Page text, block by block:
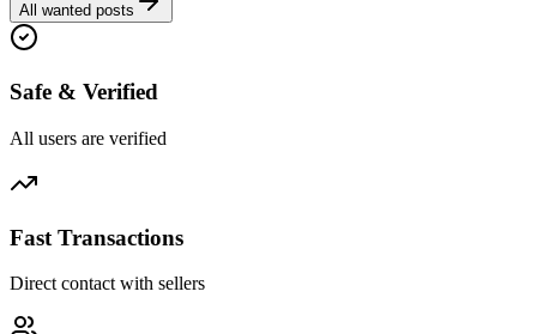
All wanted posts
Safe & Verified
All users are verified
Fast Transactions
Direct contact with sellers